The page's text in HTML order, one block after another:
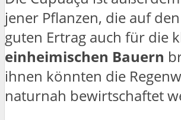
jener Pflanzen, die auf
guten Ertrag auch für die
einheimischen Bauern
ihnen könnten die
naturnah bewirtschaftet